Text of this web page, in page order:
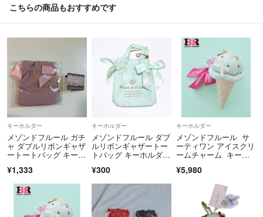
送料込の商品は最安での発送方法となり、
バッグはたたんだ状態での発送です。
気になる方はご購入前にご相談下さい。
ダンボール等でしっかり梱包し着払いにて発送いたします。
普通郵便は破損,不着などの補償はございません。
また切手が余っている場合にのみ設定しており、
同梱値引き対象外、
発送方法変更の場合は全額上乗せとなります。
お値引きは気持ち程度になります。
大幅なお値引交渉はご遠慮下さいm(_ _)m
コメントにて希望価格をお知らせ下さい。
こちらの商品もおすすめです
キーホルダー
メゾンドフルール ガチ
ャ ダブルリボンギャザ
ートートバッグ キーホ
¥1,333
キーホルダー
メゾンドフルール ダブ
ルリボンギャザートー
トバッグ キーホルダ
¥300
キーホルダー
メゾンドフルール サ
ーティワン アイスクリ
ームチャーム キーホ
¥5,980